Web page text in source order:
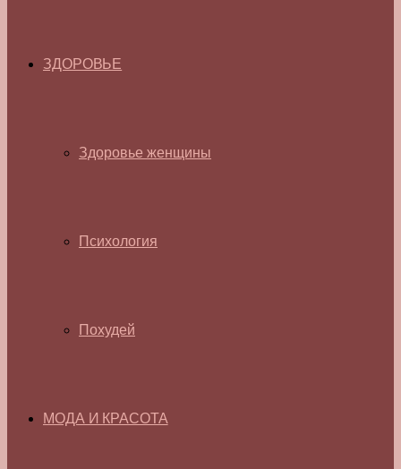
ЗДОРОВЬЕ
Здоровье женщины
Психология
Похудей
МОДА И КРАСОТА